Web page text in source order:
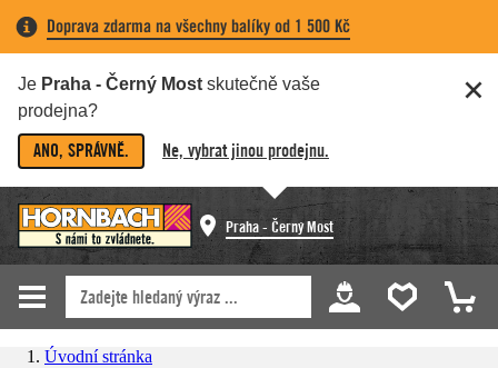
Doprava zdarma na všechny balíky od 1 500 Kč
Je Praha - Černý Most skutečně vaše
prodejna?
ANO, SPRÁVNĚ. Ne, vybrat jinou prodejnu.
Praha - Černý Most
Úvodní stránka